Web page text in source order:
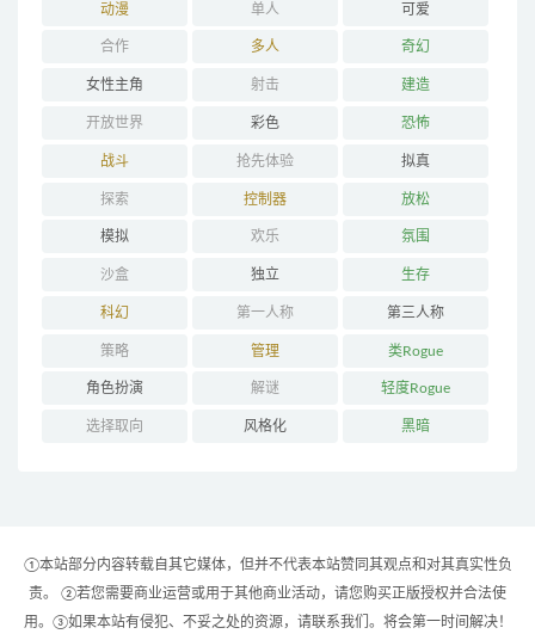
动漫 单人 可爱
合作 多人 奇幻
女性主角 射击 建造
开放世界 彩色 恐怖
战斗 抢先体验 拟真
探索 控制器 放松
模拟 欢乐 氛围
沙盒 独立 生存
科幻 第一人称 第三人称
策略 管理 类Rogue
角色扮演 解谜 轻度Rogue
选择取向 风格化 黑暗
①本站部分内容转载自其它媒体，但并不代表本站赞同其观点和对其真实性负
责。 ②若您需要商业运营或用于其他商业活动，请您购买正版授权并合法使
用。③如果本站有侵犯、不妥之处的资源，请联系我们。将会第一时间解决！